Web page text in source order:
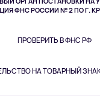
ФНС РОССИИ № 2 ПО Г.
ПРОВЕРИТЬ В ФНС РФ
НА ТОВАРНЫЙ